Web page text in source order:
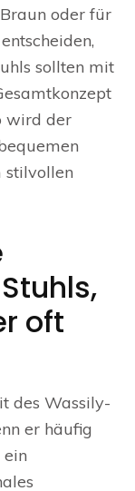
oder für
sollten mit
wird der
stilvollen
oft
des Wassily-
er häufig
ein